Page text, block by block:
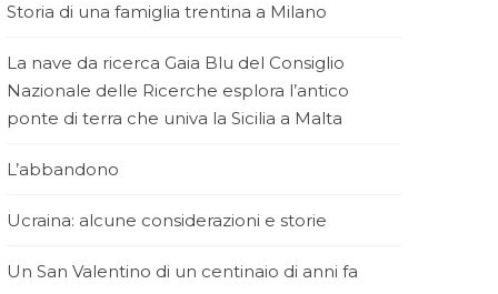
Storia di una famiglia trentina a Milano
La nave da ricerca Gaia Blu del Consiglio
Nazionale delle Ricerche esplora l’antico
ponte di terra che univa la Sicilia a Malta
L’abbandono
Ucraina: alcune considerazioni e storie
Un San Valentino di un centinaio di anni fa